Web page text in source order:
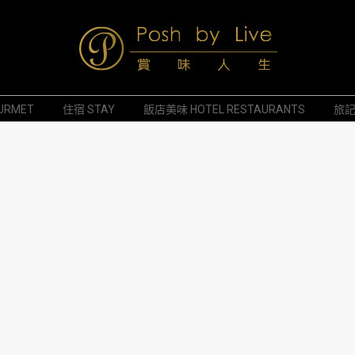
Posh
住宿 STAY 飯店美味 HOTEL RESTAURANTS 旅記